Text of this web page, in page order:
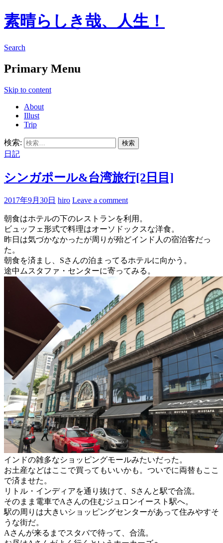
素晴らしき哉、人生！
Search
Primary Menu
Skip to content
About
Illust
Trip
検索:
日記
シンガポール&台湾旅行[2日目]
2017年9月30日 hiro Leave a comment
朝食はホテルの下のレストランを利用。
ビュッフェ形式で料理はオーソドックスな洋食。
昨日は気づかなかったが周りが殆どインド人の宿泊客だっ
た。
朝食を済まし、Sさんの泊まってるホテルに向かう。
途中ムスタファ・センターに寄ってみる。
インドの雑多なショッピングモールみたいだった。
お土産などはここで買ってもいいかも。ついでに両替もここ
で済ませた。
リトル・インディアを通り抜けて、Sさんと駅で合流。
そのまま電車でAさんの住むジュロンイースト駅へ。
駅の周りは大きいショッピングセンターがあって住みやすそ
うな街だ。
Aさんが来るまでスタバで待って、合流。